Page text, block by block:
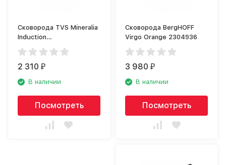
Сковорода TVS Mineralia
Induction
BS279243310201
2 310₽
В наличии
Посмотреть
Сковорода BergHOFF
Virgo Orange 2304936
3 980₽
В наличии
Посмотреть